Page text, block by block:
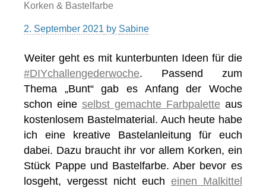
Korken & Bastelfarbe
2. September 2021 by Sabine
Weiter geht es mit kunterbunten Ideen für die
#DIYchallengederwoche. Passend zum
Thema „Bunt“ gab es Anfang der Woche
schon eineselbst gemachte Farbpaletteaus
kostenlosem Bastelmaterial. Auch heute habe
ich eine kreative Bastelanleitung für euch
dabei. Dazu braucht ihr vor allem Korken, ein
Stück Pappe und Bastelfarbe. Aber bevor es
losgeht, vergesst nicht euch einen Malkittel